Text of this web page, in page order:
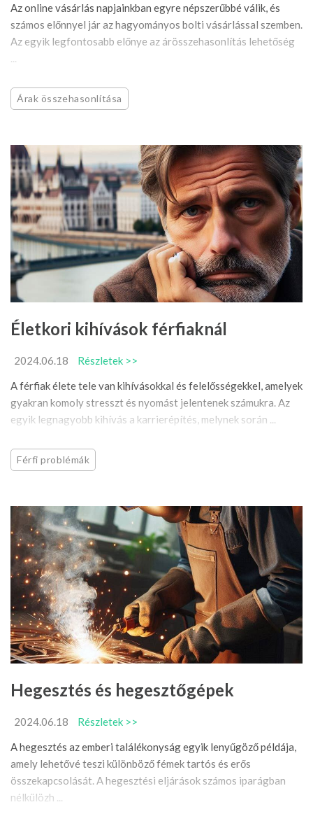
Az online vásárlás napjainkban egyre népszerűbbé válik, és
számos előnnyel jár az hagyományos bolti vásárlással szemben.
Az egyik legfontosabb előnye az árösszehasonlítás lehetőség
...
Árak összehasonlítása
Életkori kihívások férfiaknál
2024.06.18
Részletek >>
A férfiak élete tele van kihívásokkal és felelősségekkel, amelyek
gyakran komoly stresszt és nyomást jelentenek számukra. Az
egyik legnagyobb kihívás a karrierépítés, melynek során ...
Férfi problémák
Hegesztés és hegesztőgépek
2024.06.18
Részletek >>
A hegesztés az emberi találékonyság egyik lenyűgöző példája,
amely lehetővé teszi különböző fémek tartós és erős
összekapcsolását. A hegesztési eljárások számos iparágban
nélkülözh ...